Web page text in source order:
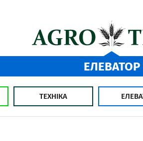
ЕЛЕВАТОР
ТЕХНІКА